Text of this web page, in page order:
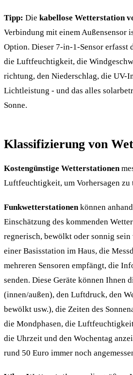
Tipp: Die kabellose Wetterstation
Verbindung mit einem Außensensor
Option. Dieser 7-in-1-Sensor erfasst
die Luftfeuchtigkeit, die
richtung, den Niederschlag, die UV-
Lichtleistung - und das alles
Sonne.
Klassifizierung von
Kostengünstige Wetterstationen
Luftfeuchtigkeit, um Vorhersagen zu
Funkwetterstationen können
Einschätzung des kommenden
regnerisch, bewölkt oder sonnig sein
einer Basisstation im Haus, die
mehreren Sensoren empfängt, die
senden. Diese Geräte können Ihnen
(innen/außen), den Luftdruck, den
bewölkt usw.), die Zeiten des
die Mondphasen, die
die Uhrzeit und den Wochentag
rund 50 Euro immer noch